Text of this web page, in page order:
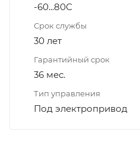
-60...80С
Срок службы
30 лет
Гарантийный срок
36 мес.
Тип управления
Под электропривод